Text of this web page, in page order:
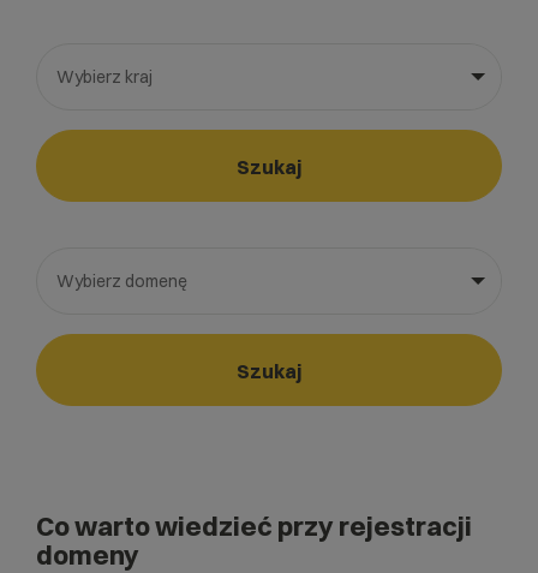
Wybierz kraj
Wybierz gotową listę. Użyj spacji, aby otworzyć.
Naciśnij spację, aby otworzyć listę, klawisze strzałek, aby
Szukaj
Wybierz domenę
Wybierz gotową listę. Użyj spacji, aby otworzyć.
Naciśnij spację, aby otworzyć listę, klawisze strzałek, aby
Szukaj
Co warto wiedzieć przy rejestracji
domeny